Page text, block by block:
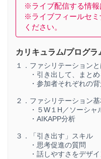
※ライブ配信する情報
※ライブフィールセミ
ください。
カリキュラム/プログラ
１．ファシリテーションと
・引き出して、まとめ
・参加者それぞれの背
２．ファシリテーション
・５W１H／ソーシャ
・AIKAPP分析
３．「引き出す」スキル
・思考促進の質問
・話しやすさをデザイ